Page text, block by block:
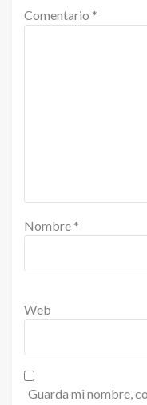
Comentario *
Nombre *
Web
Guarda mi nombre,